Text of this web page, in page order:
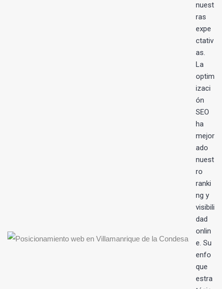
nuest
ras
expe
ctativ
as.
La
optim
izaci
ón
SEO
ha
mejor
ado
nuest
ro
ranki
ng y
visibili
dad
onlin
e. Su
enfo
que
estra